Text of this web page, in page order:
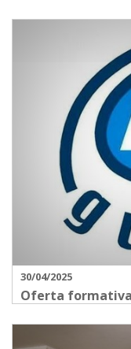
30/04/2025
Oferta formativa